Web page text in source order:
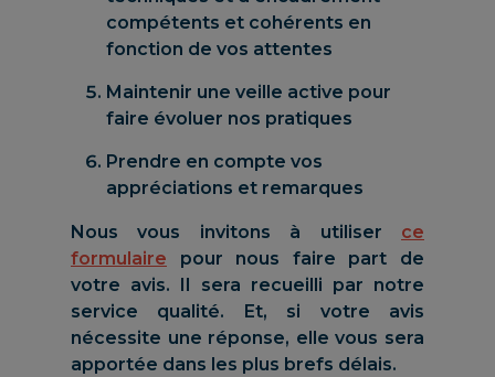
compétents et cohérents en
fonction de vos attentes
Maintenir une veille active pour
faire évoluer nos pratiques
Prendre en compte vos
appréciations et remarques
Nous vous invitons à utiliser ce
formulaire pour nous faire part de
votre avis. Il sera recueilli par notre
service qualité. Et, si votre avis
nécessite une réponse, elle vous sera
apportée dans les plus brefs délais.